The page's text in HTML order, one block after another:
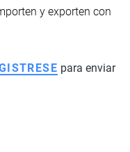
y exporten con
para enviar